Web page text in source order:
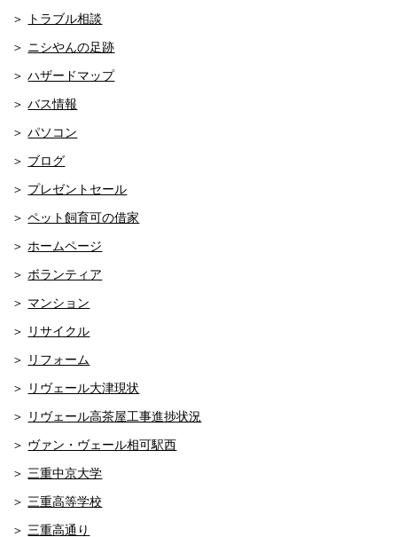
トラブル相談
ニシやんの足跡
ハザードマップ
バス情報
パソコン
ブログ
プレゼントセール
ペット飼育可の借家
ホームページ
ボランティア
マンション
リサイクル
リフォーム
リヴェール大津現状
リヴェール高茶屋工事進捗状況
ヴァン・ヴェール相可駅西
三重中京大学
三重高等学校
三重高通り